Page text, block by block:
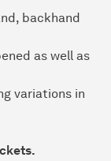
backhand
as well as
variations in